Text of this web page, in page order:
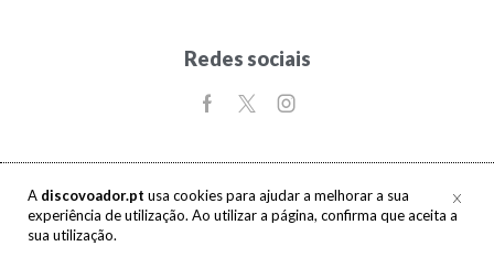
A discovoador.pt usa cookies para ajudar a melhorar a sua
experiência de utilização. Ao utilizar a página, confirma que aceita a
sua utilização.
Redes sociais
Copyright © 2017-2026 discovoador. Todos os direitos reservados.